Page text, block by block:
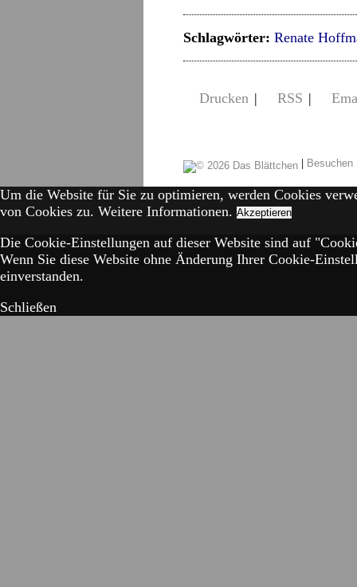
Schlagwörter: Renate
Drucken | RSS |
|
Um die Website für Sie zu optimieren, werden Cookies
von Cookies zu. Weitere Informationen. Akzeptieren
Die Cookie-Einstellungen auf dieser Website sind auf
Wenn Sie diese Website ohne Änderung Ihrer Cookie-
einverstanden.
Schließen